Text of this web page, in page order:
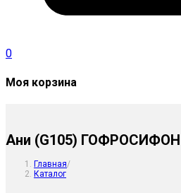
0
Моя корзина
Ани (G105) ГОФРОСИФОН
Главная/
Каталог